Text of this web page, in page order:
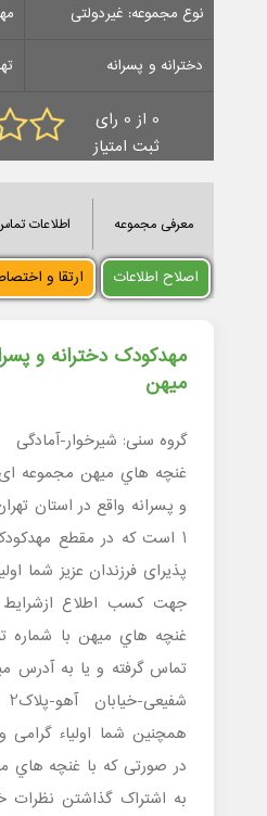
نوع مجموعه: غیردولتی
دخترانه و پسرانه
0 از 0 رای
ثبت امتیاز
معرفی مجموعه اطلاعات
اصلاح اطلاعات ارتقا و
مهدکودک دخترانه و
ميهن
گروه سنی: شیرخوار-آمادگی
غنچه هاي ميهن مجموعه ای
و پسرانه واقع در استان
1 است که در مقطع
پذیرای فرزندان عزیز شما
جهت کسب اطلاع ازشرایط
تماس گرفته و یا به آدرس
همچنین شما اولیاء گرامی
در صورتی که با غنچه هاي
به اشتراک گذاشتن نظرات